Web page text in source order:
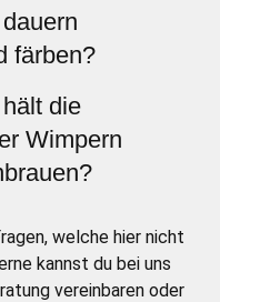
färben?
die
Wimpern
welche hier nicht
kannst du bei uns
vereinbaren oder